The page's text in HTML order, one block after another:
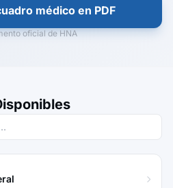
médico en PDF
oficial de HNA